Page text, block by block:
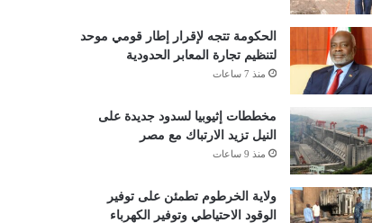
الحكومة تتجه لإقرار إطار قومي موحد
لتنظيم تجارة المعابر الحدودية
منذ 7 ساعات
مخططات إثيوبيا لسدود جديدة على
النيل تزيد الارتباك مع مصر
منذ 9 ساعات
ولاية الخرطوم تطمئن على توفير
الوقود الاحتياطي وتوفير الكهرباء